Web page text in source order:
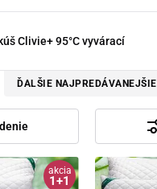
Clivie+ 95°C vyvárací
ĎALŠIE NAJPREDÁVANEJŠIE
akcia
1+1